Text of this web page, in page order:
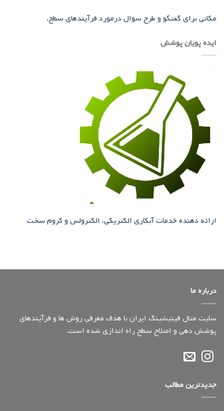
مکانی برای گفتگو و طرح سوال درمورد فرآیندهای سطح.
ایده پویان پوشش
ارائه دهنده خدمات آبکاری الکتریکی، الکترولس و کروم سخت
درباره ما
سایت متال فینیشینگ ایران با هدف معرفی روش ها و فرآیندهای
پوشش دهی و اصلاح سطح راه اندازی شده است.
جدیدترین مطالب